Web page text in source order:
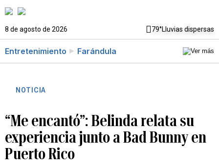
8 de agosto de 2026 79°Lluvias dispersas
Entretenimiento Farándula
NOTICIA
“Me encantó”: Belinda relata su
experiencia junto a Bad Bunny en
Puerto Rico